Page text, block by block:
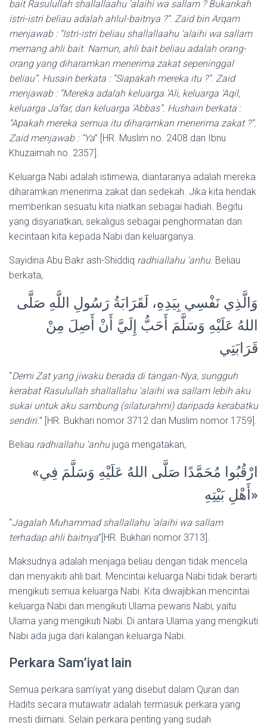
bait Rasulullah shallallaahu ‘alaihi wa sallam ? Bukankah
istri-istri beliau adalah ahlul-baitnya ?”. Zaid bin Arqam
menjawab : “Istri-istri beliau shallallaahu ‘alaihi wa sallam
memang ahli bait. Namun, ahli bait beliau adalah orang-
orang yang diharamkan menerima zakat sepeninggal
beliau”. Husain berkata : “Siapakah mereka itu ?”. Zaid
menjawab : “Mereka adalah keluarga ‘Ali, keluarga ‘Aqil,
keluarga Ja’far, dan keluarga ‘Abbas”. Hushain berkata :
“Apakah mereka semua itu diharamkan menerima zakat ?”.
Zaid menjawab : “Ya” [HR. Muslim no. 2408 dan Ibnu
Khuzaimah no. 2357].
Keluarga Nabi adalah istimewa, diantaranya adalah mereka
diharamkan menerima zakat dan sedekah. Jika kita hendak
memberikan sesuatu kita niatkan sebagai hadiah. Begitu
yang disyariatkan, sekaligus sebagai penghormatan dan
kecintaan kita kepada Nabi dan keluarganya.
Sayidina Abu Bakr ash-Shiddiq radhiallahu ‘anhu. Beliau
berkata,
وَالَّذِي نَفْسِي بِيَدِهِ، لَقَرَابَةُ رَسُولِ اللَّهِ صَلَّى
اللهُ عَلَيْهِ وَسَلَّمَ أَحَبُّ إِلَيَّ أَنْ أَصِلَ مِنْ
قَرَابَتِي
“Demi Zat yang jiwaku berada di tangan-Nya, sungguh
kerabat Rasulullah shallallahu ‘alaihi wa sallam lebih aku
sukai untuk aku sambung (silaturahmi) daripada kerabatku
sendiri.” [HR. Bukhari nomor 3712 dan Muslim nomor 1759].
Beliau radhiallahu ‘anhujuga mengatakan,
«ارْقُبُوا مُحَمَّدًا صَلَّى اللهُ عَلَيْهِ وَسَلَّمَ فِي
أَهْلِ بَيْتِهِ»
“Jagalah Muhammad shallallahu ‘alaihi wa sallam
terhadap ahli baitnya”[HR. Bukhari nomor 3713].
Maksudnya adalah menjaga beliau dengan tidak mencela
dan menyakiti ahli bait. Mencintai keluarga Nabi tidak berarti
mengikuti semua keluarga Nabi. Kita diwajibkan mencintai
keluarga Nabi dan mengikuti Ulama pewaris Nabi, yaitu
Ulama yang mengikuti Nabi. Di antara Ulama yang mengikuti
Nabi ada juga dari kalangan keluarga Nabi.
Perkara Sam’iyat lain
Semua perkara sam’iyat yang disebut dalam Quran dan
Hadits secara mutawatir adalah termasuk perkara yang
mesti diimani. Selain perkara penting yang sudah